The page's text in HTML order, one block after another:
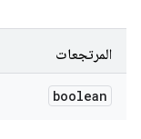
المرتجعات
boolean